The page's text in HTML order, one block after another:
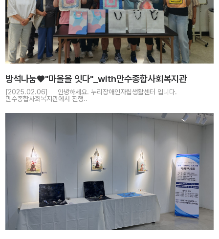
방석나눔❤"마을을 잇다"_with만수종합사회복지관
[2025.02.06] 안녕하세요. 누리장애인자립생활센터 입니다.
만수종합사회복지관에서 진행..